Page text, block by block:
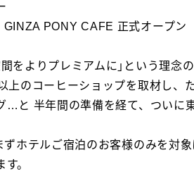
GINZA PONY CAFE 正式オープン
をよりプレミアムに｣という理念
上のコーヒーショップを取材し、
…と 半年間の準備を経て、ついに
ホテルご宿泊のお客様のみを対
。